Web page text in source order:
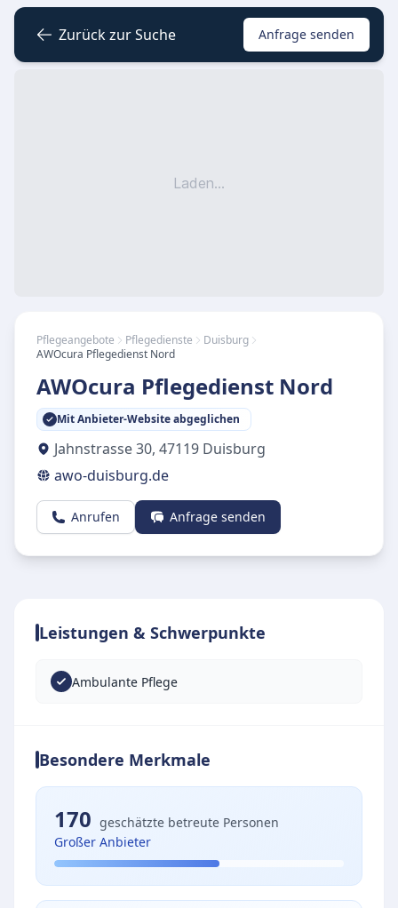
Zurück zur Suche Anfrage senden
Laden...
Pflegeangebote Pflegedienste
Duisburg
AWOcura Pflegedienst Nord
AWOcura Pflegedienst Nord
Mit Anbieter-Website abgeglichen
Jahnstrasse 30, 47119 Duisburg
awo-duisburg.de
Anrufen Anfrage senden
Leistungen & Schwerpunkte
Ambulante Pflege
Besondere Merkmale
170 geschätzte betreute Personen
Großer Anbieter